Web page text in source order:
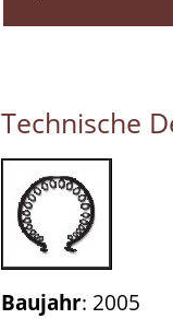
Technische
Baujahr: 2005